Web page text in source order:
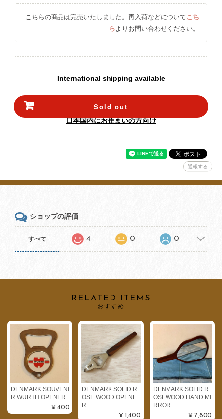
こちらの商品は完売いたしました。再入荷などについてこち
ら よりお問い合わせください。
International shipping available
Sold out
日本国内にお住まいの方向け
通報する
ショップの評価
すべて 4 0 0
RELATED ITEMS
おすすめ
DENMARK SOUVENI
R WURTH OPENER
¥400
DENMARK SOLID R
OSE WOOD OPENE
R
¥1,400
DENMARK SOLID R
OSEWOOD HAND MI
RROR
¥7,800